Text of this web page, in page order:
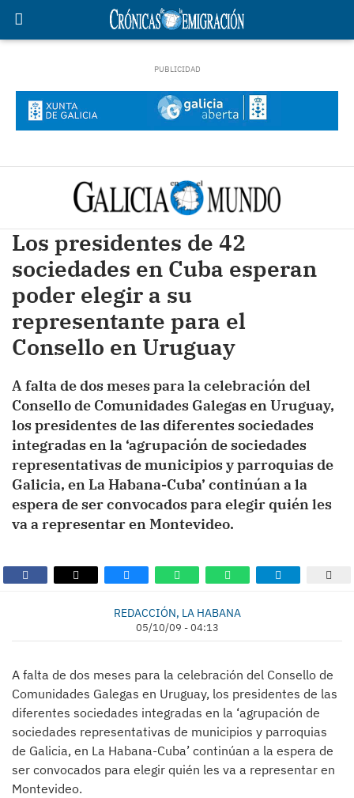
Los presidentes de 42
sociedades en Cuba esperan
poder elegir a su
representante para el
Consello en Uruguay
A falta de dos meses para la celebración del
Consello de Comunidades Galegas en Uruguay,
los presidentes de las diferentes sociedades
integradas en la ‘agrupación de sociedades
representativas de municipios y parroquias de
Galicia, en La Habana-Cuba’ continúan a la
espera de ser convocados para elegir quién les
va a representar en Montevideo.
REDACCIÓN, LA HABANA
05/10/09 - 04:13
A falta de dos meses para la celebración del Consello de
Comunidades Galegas en Uruguay, los presidentes de las
diferentes sociedades integradas en la ‘agrupación de
sociedades representativas de municipios y parroquias
de Galicia, en La Habana-Cuba’ continúan a la espera de
ser convocados para elegir quién les va a representar en
Montevideo.